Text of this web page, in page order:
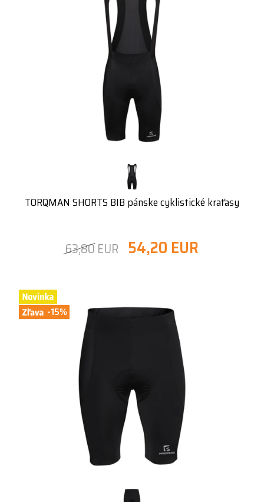
TORQMAN SHORTS BIB pánske cyklistické kraťasy
63,80 EUR 54,20 EUR
-15%